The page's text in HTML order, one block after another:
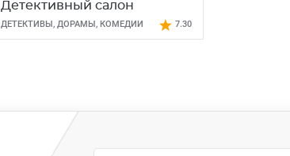
Детективный салон
ДЕТЕКТИВЫ, ДОРАМЫ, КОМЕДИИ 7.30